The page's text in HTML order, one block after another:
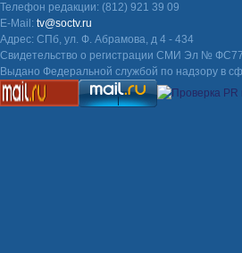
Телефон редакции: (812) 921 39 09
E-Mail: tv@soctv.ru
Адрес: СПб, ул. Ф. Абрамова, д 4 - 434
Свидетельство о регистрации СМИ Эл №
Выдано Федеральной службой по надзору в